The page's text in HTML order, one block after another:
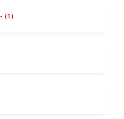
- (1)